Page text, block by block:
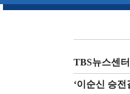
TBS뉴스센터
‘이순신 승